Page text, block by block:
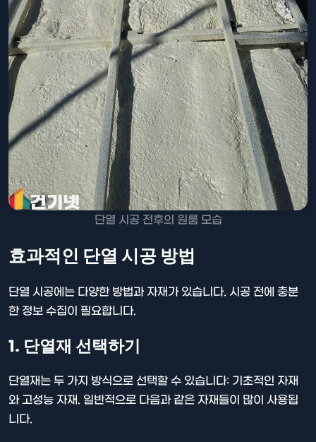
단열 시공 전후의 원룸 모습
효과적인 단열 시공 방법
단열 시공에는 다양한 방법과 자재가 있습니다. 시공 전에 충분
한 정보 수집이 필요합니다.
1. 단열재 선택하기
단열재는 두 가지 방식으로 선택할 수 있습니다: 기초적인 자재
와 고성능 자재. 일반적으로 다음과 같은 자재들이 많이 사용됩
니다.